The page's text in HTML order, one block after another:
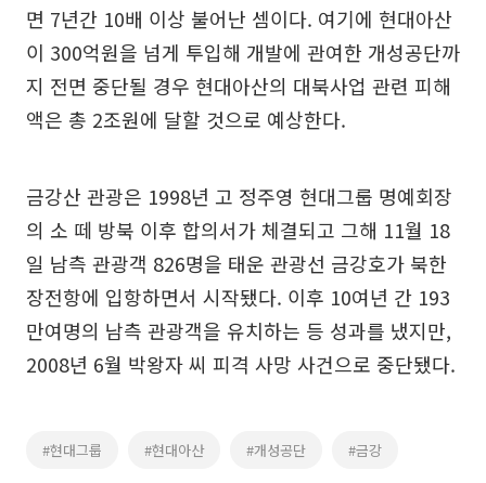
면 7년간 10배 이상 불어난 셈이다. 여기에 현대아산
이 300억원을 넘게 투입해 개발에 관여한 개성공단까
지 전면 중단될 경우 현대아산의 대북사업 관련 피해
액은 총 2조원에 달할 것으로 예상한다.
금강산 관광은 1998년 고 정주영 현대그룹 명예회장
의 소 떼 방북 이후 합의서가 체결되고 그해 11월 18
일 남측 관광객 826명을 태운 관광선 금강호가 북한
장전항에 입항하면서 시작됐다. 이후 10여년 간 193
만여명의 남측 관광객을 유치하는 등 성과를 냈지만,
2008년 6월 박왕자 씨 피격 사망 사건으로 중단됐다.
#현대그룹 #현대아산 #개성공단 #금강